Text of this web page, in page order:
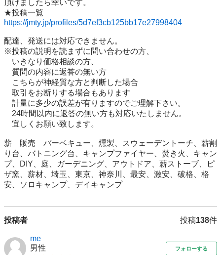
頂けましたら幸いです。
https://jmty.jp/profiles/5d7ef3cb125bb17e27998404
配達、発送には対応できません。
※投稿の説明を読まずに問い合わせの方、
いきなり価格相談の方、
質問の内容に返答の無い方
こちらが神経質な方と判断した場合
取引をお断りする場合もあります
計量に多少の誤差が有りますのでご理解下さい。
24時間以内に返答の無い方も対応いたしません。
宜しくお願い致します。
薪　販売　バーベキュー、燻製、スウェーデントーチ、薪割
り台、バトニング台、キャンプファイヤー、焚き火、キャン
プ、DIY、庭、ガーデニング、アウトドア、薪ストーブ、ピ
ザ窯、薪材、埼玉、東京、神奈川、最安、激安、破格、格
安、ソロキャンプ、デイキャンプ
投稿者 投稿138件
me
男性
フォローする